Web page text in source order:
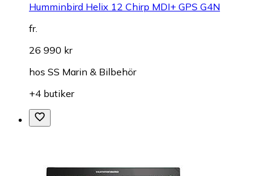
Humminbird Helix 12 Chirp MDI+ GPS G4N
fr.
26 990 kr
hos SS Marin & Bilbehör
+4 butiker